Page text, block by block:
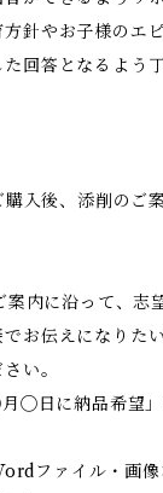
針やお子様のエ
回答となるよう
入後、添削のご
内に沿って、志
お伝えになりた
い。
◯日に納品希望」
ファイル・画